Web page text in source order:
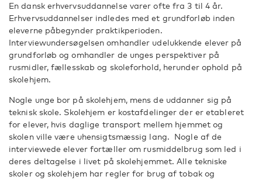
En dansk erhvervsuddannelse varer ofte fra 3 til 4 år.
Erhvervsuddannelser indledes med et grundforløb inden
eleverne påbegynder praktikperioden.
Interviewundersøgelsen omhandler udelukkende elever på
grundforløb og omhandler de unges perspektiver på
rusmidler, fællesskab og skoleforhold, herunder ophold på
skolehjem.
Nogle unge bor på skolehjem, mens de uddanner sig på
teknisk skole. Skolehjem er kostafdelinger der er etableret
for elever, hvis daglige transport mellem hjemmet og
skolen ville være uhensigtsmæssig lang. Nogle af de
interviewede elever fortæller om rusmiddelbrug som led i
deres deltagelse i livet på skolehjemmet. Alle tekniske
skoler og skolehjem har regler for brug af tobak og